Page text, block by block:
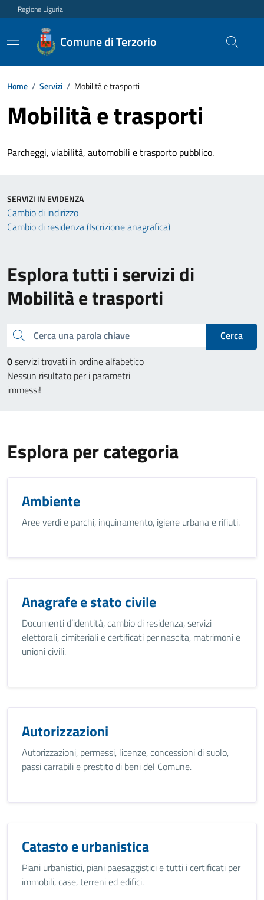
Regione Liguria
Comune di Terzorio
Home / Servizi / Mobilità e trasporti
Mobilità e trasporti
Parcheggi, viabilità, automobili e trasporto pubblico.
Esplora tutti i servizi di
Mobilità e trasporti
Cerca una parola chiave
Cerca
0servizi trovati in ordine alfabetico
Nessun risultato per i parametri
immessi!
SERVIZI IN EVIDENZA
Cambio di indirizzo
Cambio di residenza (Iscrizione anagrafica)
Esplora per categoria
Ambiente
Aree verdi e parchi, inquinamento, igiene urbana e rifiuti.
Anagrafe e stato civile
Documenti d’identità, cambio di residenza, servizi
elettorali, cimiteriali e certificati per nascita, matrimoni e
unioni civili.
Autorizzazioni
Autorizzazioni, permessi, licenze, concessioni di suolo,
passi carrabili e prestito di beni del Comune.
Catasto e urbanistica
Piani urbanistici, piani paesaggistici e tutti i certificati per
immobili, case, terreni ed edifici.